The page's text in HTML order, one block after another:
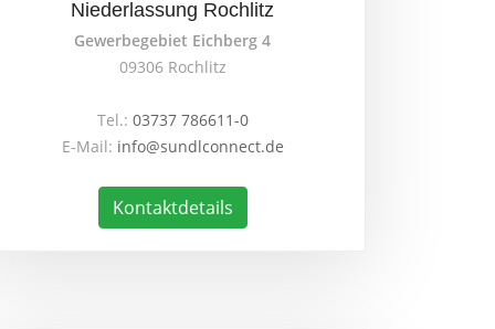
Niederlassung Rochlitz
Gewerbegebiet Eichberg 4
09306 Rochlitz
Tel.: 03737 786611-0
E-Mail: info@sundlconnect.de
Kontaktdetails